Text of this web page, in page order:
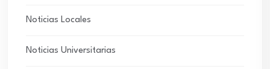
Noticias Locales
Noticias Universitarias